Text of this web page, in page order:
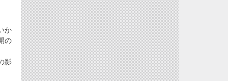
か
の
影